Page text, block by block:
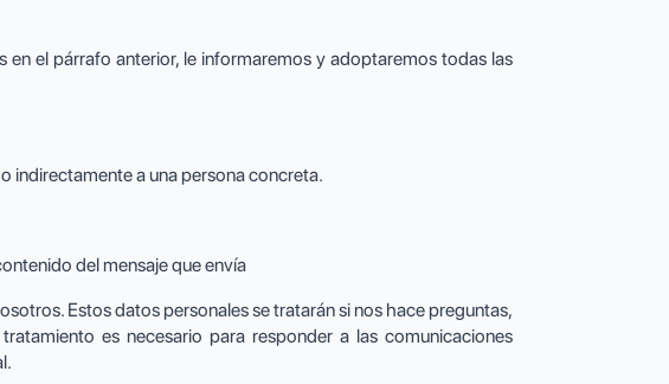
el párrafo anterior, le informaremos y adoptaremos todas las
indirectamente a una persona concreta.
del mensaje que envía
Estos datos personales se tratarán si nos hace preguntas,
es necesario para responder a las comunicaciones